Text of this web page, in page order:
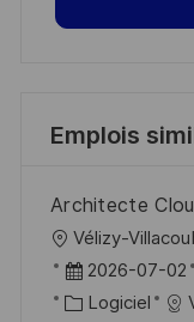
Emplois
Architecte
o
c
Vélizy-
D
a
2026-07-02
C Logiciel